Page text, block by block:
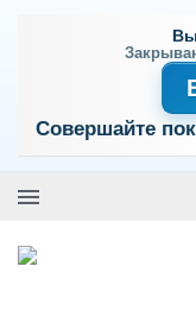
Совершайте